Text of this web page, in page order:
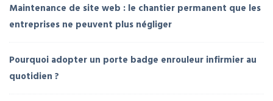
Maintenance de site web : le chantier permanent que les
entreprises ne peuvent plus négliger
Pourquoi adopter un porte badge enrouleur infirmier au
quotidien ?